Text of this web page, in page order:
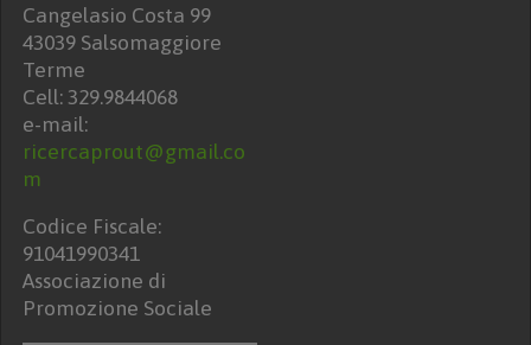
Cangelasio Costa 99
43039 Salsomaggiore
Terme
Cell: 329.9844068
e-mail:
ricercaprout@gmail.co
m
Codice Fiscale:
91041990341
Associazione di
Promozione Sociale